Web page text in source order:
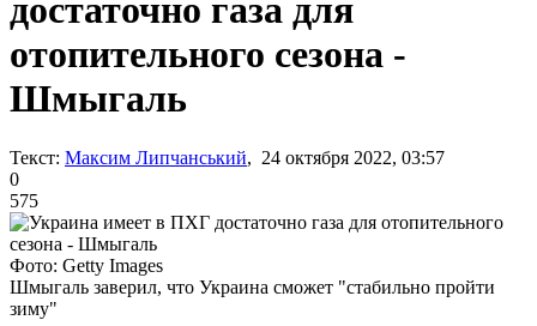
достаточно газа для
отопительного сезона -
Шмыгаль
Текст: Максим Липчанський, 24 октября 2022, 03:57
0
575
Фото: Getty Images
Шмыгаль заверил, что Украина сможет "стабильно пройти
зиму"